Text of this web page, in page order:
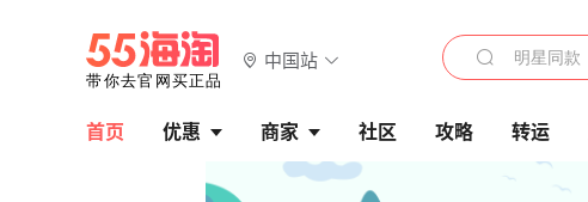
中国站
首页 优惠 商家 社区 攻略 转运